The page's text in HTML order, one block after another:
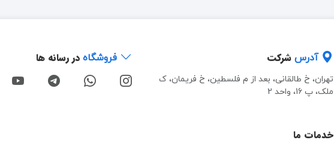
آدرس شرکت
تهران، خ طالقانی، بعد از م فلسطین، خ فریمان، ک
ملک، پ 16، واحد 2
فروشگاه در رسانه ها
خدمات ما